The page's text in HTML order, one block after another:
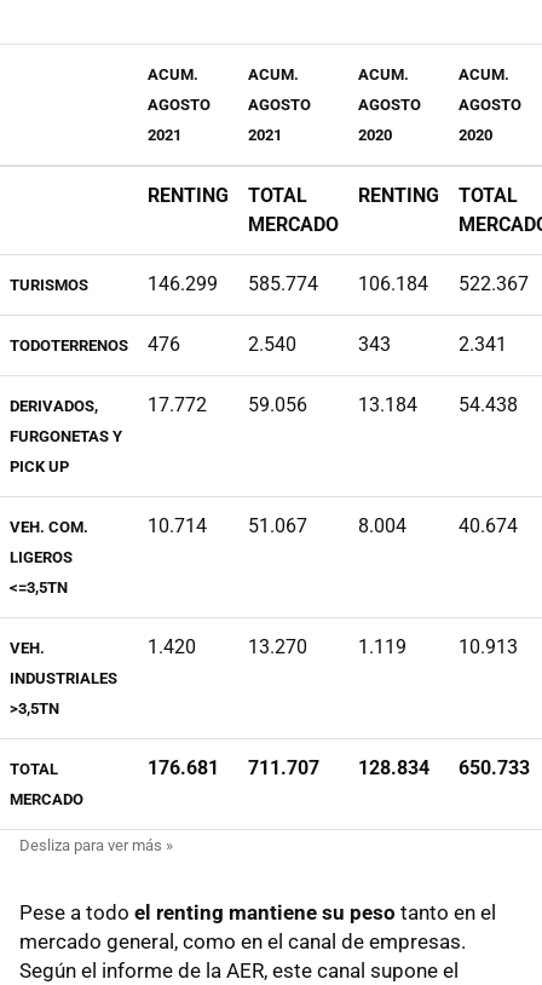
ACUM.
AGOSTO
2021
ACUM.
AGOSTO
2021
ACUM.
AGOSTO
2020
ACUM.
AGOSTO
2020
RENTING
TOTAL
MERCADO
RENTING
TOTAL
TURISMOS 146.299 585.774 106.184 522.367
TODOTERRENOS 476 2.540 343 2.341
DERIVADOS,
FURGONETAS Y
PICK UP
17.772 59.056 13.184 54.438
VEH. COM.
LIGEROS
<=3,5TN
10.714 51.067 8.004 40.674
VEH.
INDUSTRIALES
>3,5TN
1.420 13.270 1.119 10.913
TOTAL
MERCADO
176.681 711.707 128.834 650.733
Pese a todo el renting mantiene su peso tanto en el
mercado general, como en el canal de empresas.
Según el informe de la AER, este canal supone el